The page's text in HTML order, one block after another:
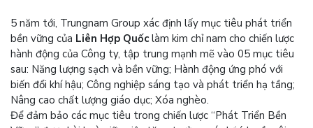
5 năm tới, Trungnam Group xác định lấy mục tiêu phát triển
bền vững của Liên Hợp Quốc làm kim chỉ nam cho chiến lược
hành động của Công ty, tập trung mạnh mẽ vào 05 mục tiêu
sau: Năng lượng sạch và bền vững; Hành động ứng phó với
biến đổi khí hậu; Công nghiệp sáng tạo và phát triển hạ tầng;
Nâng cao chất lượng giáo dục; Xóa nghèo.
Để đảm bảo các mục tiêu trong chiến lược “Phát Triển Bền